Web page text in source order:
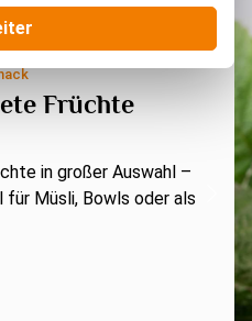
Früchte
in großer Auswahl –
Müsli, Bowls oder als